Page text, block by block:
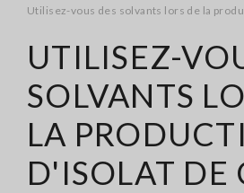
Utilisez-vous des solvants lors de la
UTILISEZ-
SOLVANTS
LA
D'ISOLAT DE